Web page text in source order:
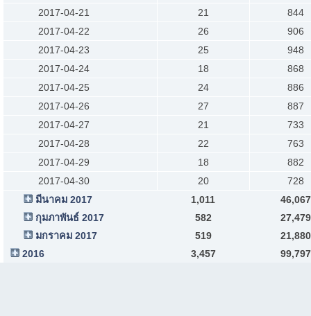
2017-04-21
21
844
2017-04-22
26
906
2017-04-23
25
948
2017-04-24
18
868
2017-04-25
24
886
2017-04-26
27
887
2017-04-27
21
733
2017-04-28
22
763
2017-04-29
18
882
2017-04-30
20
728
มีนาคม 2017
1,011
46,067
กุมภาพันธ์ 2017
582
27,479
มกราคม 2017
519
21,880
2016
3,457 99,797